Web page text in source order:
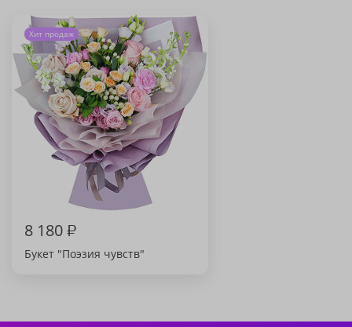
Хит продаж
8 180₽
Букет "Поэзия чувств"